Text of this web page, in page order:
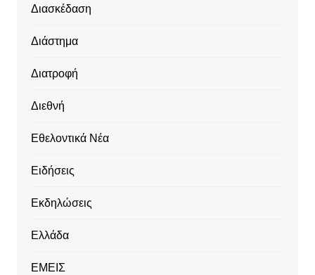
Διασκέδαση
Διάστημα
Διατροφή
Διεθνή
Εθελοντικά Νέα
Ειδήσεις
Εκδηλώσεις
Ελλάδα
ΕΜΕΙΣ